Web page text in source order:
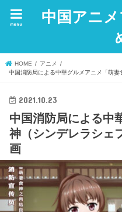
中国アニ
menu
HOME
アニメ
中国消防局による中華グルメアニメ「萌
2021.10.23
中国消防局による中
神（シンデレラシェ
画